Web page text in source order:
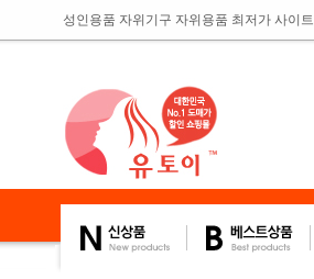
성인용품 자위기구 자위용품 최저가 사이트